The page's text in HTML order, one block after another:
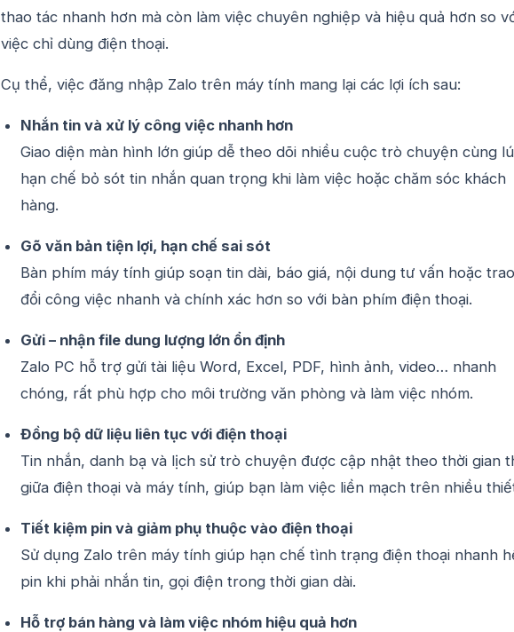
thao tác nhanh hơn mà còn làm việc chuyên nghiệp và hiệu quả hơn so
việc chỉ dùng điện thoại.
Cụ thể, việc đăng nhập Zalo trên máy tính mang lại các lợi ích sau:
Nhắn tin và xử lý công việc nhanh hơn
Giao diện màn hình lớn giúp dễ theo dõi nhiều cuộc trò chuyện cùng
hạn chế bỏ sót tin nhắn quan trọng khi làm việc hoặc chăm sóc khách
hàng.
Gõ văn bản tiện lợi, hạn chế sai sót
Bàn phím máy tính giúp soạn tin dài, báo giá, nội dung tư vấn hoặc trao
đổi công việc nhanh và chính xác hơn so với bàn phím điện thoại.
Gửi – nhận file dung lượng lớn ổn định
Zalo PC hỗ trợ gửi tài liệu Word, Excel, PDF, hình ảnh, video… nhanh
chóng, rất phù hợp cho môi trường văn phòng và làm việc nhóm.
Đồng bộ dữ liệu liên tục với điện thoại
Tin nhắn, danh bạ và lịch sử trò chuyện được cập nhật theo thời gian
giữa điện thoại và máy tính, giúp bạn làm việc liền mạch trên nhiều
Tiết kiệm pin và giảm phụ thuộc vào điện thoại
Sử dụng Zalo trên máy tính giúp hạn chế tình trạng điện thoại nhanh
pin khi phải nhắn tin, gọi điện trong thời gian dài.
Hỗ trợ bán hàng và làm việc nhóm hiệu quả hơn